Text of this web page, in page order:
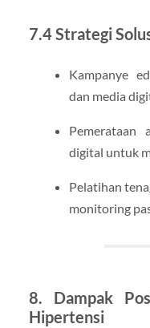
7.4 Strategi
Kampanye
dan media
Pemerataan
digital untuk
Pelatihan
monitoring
8. Dampak
Hipertensi